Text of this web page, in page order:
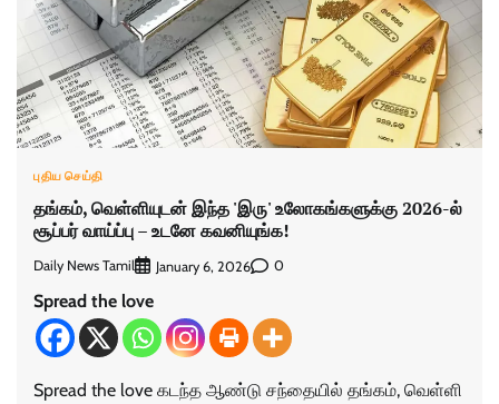
புதிய செய்தி
தங்கம், வெள்ளியுடன் இந்த 'இரு' உலோகங்களுக்கு 2026-ல்
சூப்பர் வாய்ப்பு – உடனே கவனியுங்க!
Daily News Tamil January 6, 2026 0
Spread the love
Spread the love கடந்த ஆண்டு சந்தையில் தங்கம், வெள்ளி